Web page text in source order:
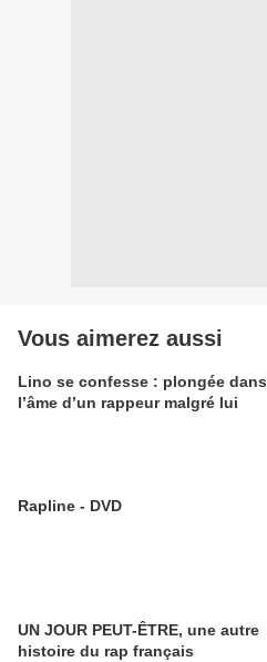
Vous aimerez aussi
Lino se confesse : plongée dans
l’âme d’un rappeur malgré lui
Rapline - DVD
UN JOUR PEUT-ÊTRE, une autre
histoire du rap français